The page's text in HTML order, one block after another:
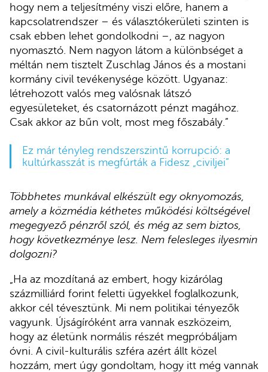
hogy nem a teljesítmény viszi előre, hanem a
kapcsolatrendszer – és választókerületi szinten is
csak ebben lehet gondolkodni –, az nagyon
nyomasztó. Nem nagyon látom a különbséget a
méltán nem tisztelt Zuschlag János és a mostani
kormány civil tevékenysége között. Ugyanaz:
létrehozott valós meg valósnak látszó
egyesületeket, és csatornázott pénzt magához.
Csak akkor az bűn volt, most meg főszabály.”
Ez már tényleg rendszerszintű korrupció: a
kultúrkasszát is megfúrták a Fidesz „civiljei”
Többhetes munkával elkészült egy oknyomozás,
amely a közmédia kéthetes működési költségével
megegyező pénzről szól, és még az sem biztos,
hogy következménye lesz. Nem felesleges ilyesmin
dolgozni?
„Ha az mozdítaná az embert, hogy kizárólag
százmilliárd forint feletti ügyekkel foglalkozunk,
akkor cél tévesztünk. Mi nem politikai tényezők
vagyunk. Újságíróként arra vannak eszközeim,
hogy az életünk normális részét megpróbáljam
óvni. A civil-kulturális szféra azért állt közel
hozzám, mert úgy gondoltam, hogy itt még vannak